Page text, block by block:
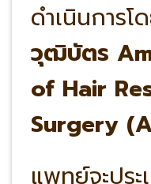
ดำเนินการโ
วุฒิบัตร
of Hair
Surgery
แพทย์จะประ